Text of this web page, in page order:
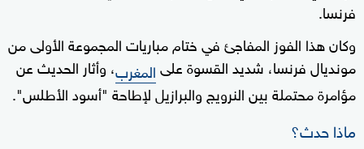
فرنسا.
وكان هذا الفوز المفاجئ في ختام مباريات المجموعة الأولى من
مونديال فرنسا، شديد القسوة علىالمغرب، وأثار الحديث عن
مؤامرة محتملة بين النرويج والبرازيل لإطاحة "أسود الأطلس".
ماذا حدث؟